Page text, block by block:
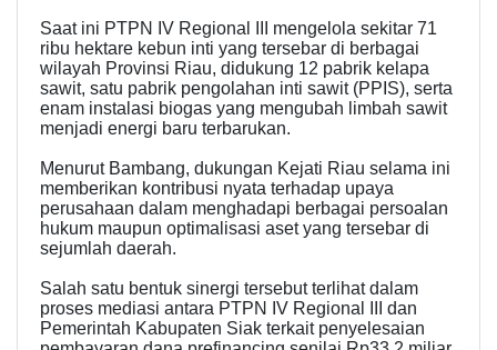
Saat ini PTPN IV Regional III mengelola sekitar 71
ribu hektare kebun inti yang tersebar di berbagai
wilayah Provinsi Riau, didukung 12 pabrik kelapa
sawit, satu pabrik pengolahan inti sawit (PPIS), serta
enam instalasi biogas yang mengubah limbah sawit
menjadi energi baru terbarukan.
Menurut Bambang, dukungan Kejati Riau selama ini
memberikan kontribusi nyata terhadap upaya
perusahaan dalam menghadapi berbagai persoalan
hukum maupun optimalisasi aset yang tersebar di
sejumlah daerah.
Salah satu bentuk sinergi tersebut terlihat dalam
proses mediasi antara PTPN IV Regional III dan
Pemerintah Kabupaten Siak terkait penyelesaian